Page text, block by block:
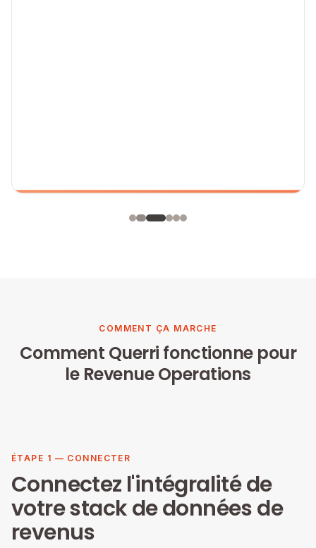
COMMENT ÇA MARCHE
Comment Querri fonctionne pour
le Revenue Operations
ÉTAPE 1 — CONNECTER
Connectez l'intégralité de
votre stack de données de
revenus